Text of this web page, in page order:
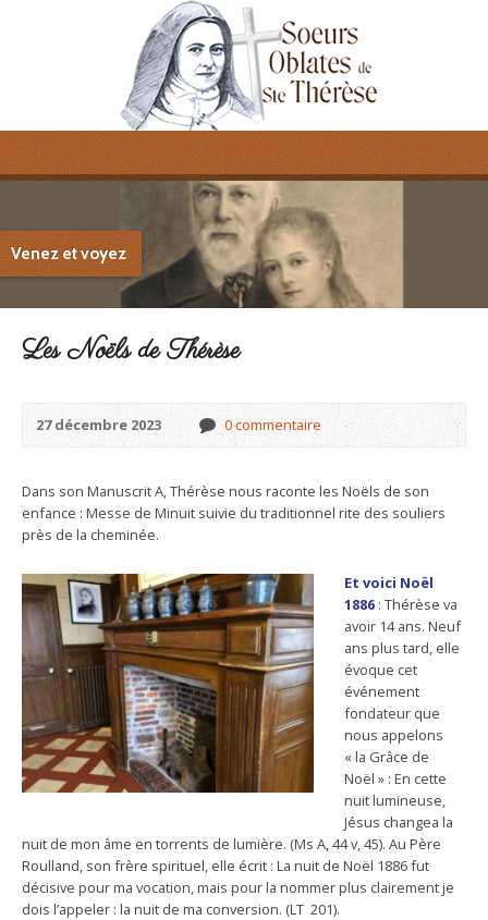
Venez et voyez
Les Noëls de Thérèse
27 décembre 2023 0 commentaire
Dans son Manuscrit A, Thérèse nous raconte les Noëls de son
enfance : Messe de Minuit suivie du traditionnel rite des souliers
près de la cheminée.
Et voici Noël
1886 : Thérèse va
avoir 14 ans. Neuf
ans plus tard, elle
évoque cet
événement
fondateur que
nous appelons
« la Grâce de
Noël » : En cette
nuit lumineuse,
Jésus changea la
nuit de mon âme en torrents de lumière. (Ms A, 44 v, 45). Au Père
Roulland, son frère spirituel, elle écrit : La nuit de Noël 1886 fut
décisive pour ma vocation, mais pour la nommer plus clairement je
dois l’appeler : la nuit de ma conversion. (LT 201).